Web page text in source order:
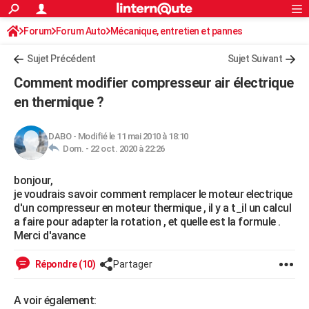
ACTUALITÉS
Politique
Société
Faits Divers
Education
Monde
Villes
+
Programme TV
Streaming
Cinéma
Sorties cinéma
Musique
FINANCE
Retraite
Impôts
Epargne
Immobilier
Risques naturels par ville
Banque
Assurance
Crédit
AUTO
Essais
Réserver un essai
Citadines
Berlines
SUV
Forum auto
+HIGH-TECH
Mobiles
Meilleur smartphone
Internet
Ordinateurs
Jeux vidéo
Guide high-tech
+BRICOLAGE
Forum
Aménagement intérieur
Extérieur
Cuisine
Salle de bains
Jardinage
Rangement
WEEK-END
Guides de France
Escapades
Patrimoine
Expositions
Musées
Week-end nature
+LIFESTYLE
Art de vivre
Bien-être
Loisirs
Mode
Modes de vie
SANTE
Alimentation
Guide de la santé
Maladies
Médicaments
Sommeil
VOYAGE
Rechercher
S'inscrire
Connexion
Forum Forum Auto Mécanique, entretien et pannes
Sujet Précédent Sujet Suivant
Comment modifier compresseur air électrique
en thermique ?
DABO- Modifié le 11 mai 2010 à 18:10
Dom. - 22 oct. 2020 à 22:26
bonjour,
je voudrais savoir comment remplacer le moteur electrique
d'un compresseur en moteur thermique , il y a t_il un calcul
a faire pour adapter la rotation , et quelle est la formule .
Merci d'avance
Répondre (10) Partager
A voir également: